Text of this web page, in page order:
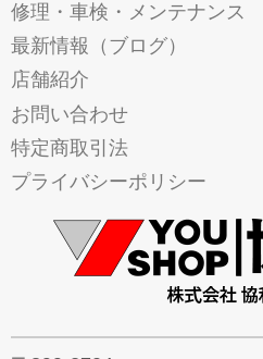
修理・車検・メンテナンス
最新情報（ブログ）
店舗紹介
お問い合わせ
特定商取引法
プライバシーポリシー